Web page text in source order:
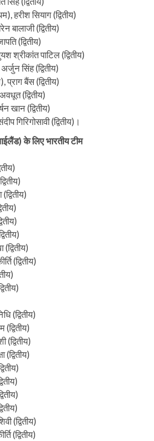
हरीश सियाग (द्वितीय)
बालाजी (द्वितीय)
(द्वितीय)
श्रीकांत पाटिल (द्वितीय)
सिंह (द्वितीय)
बैंस (द्वितीय)
(द्वितीय)
खान (द्वितीय)
गिरिगोसावी (द्वितीय)।
के लिए भारतीय टीम
(द्वितीय)
(द्वितीय)
(द्वितीय)
(द्वितीय)